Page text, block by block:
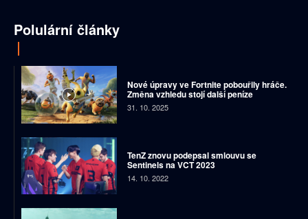
Polulární články
Nové úpravy ve Fortnite pobouřily hráče.
Změna vzhledu stojí další peníze
31. 10. 2025
TenZ znovu podepsal smlouvu se
Sentinels na VCT 2023
14. 10. 2022